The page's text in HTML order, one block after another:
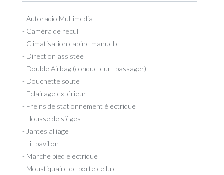
- Autoradio Multimedia
- Caméra de recul
- Climatisation cabine manuelle
- Direction assistée
- Double Airbag (conducteur+passager)
- Douchette soute
- Eclairage extérieur
- Freins de stationnement électrique
- Housse de sièges
- Jantes alliage
- Lit pavillon
- Marche pied electrique
- Moustiquaire de porte cellule